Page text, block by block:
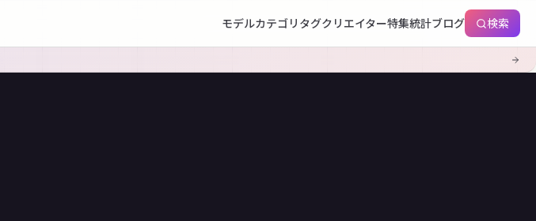
モデルカテゴリ タグクリエイター特集統計ブログ 検索